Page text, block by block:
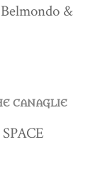
&
CANAGLIE